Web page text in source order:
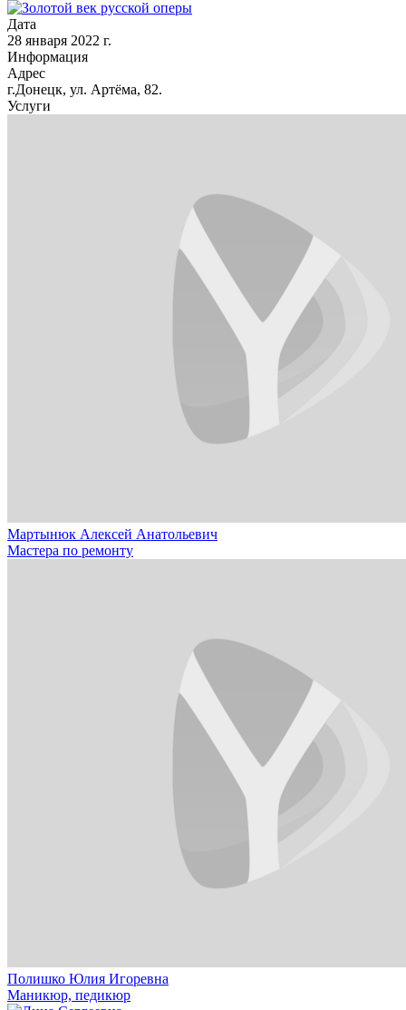
Дата
28 января 2022 г.
Информация
Адрес
г.Донецк, ул. Артёма, 82.
Услуги
Мартынюк Алексей Анатольевич
Мастера по ремонту
Полишко Юлия Игоревна
Маникюр, педикюр